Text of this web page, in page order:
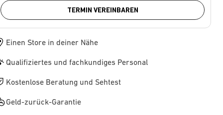
TERMIN VEREINBAREN
Einen Store in deiner Nähe
Qualifiziertes und fachkundiges Personal
Kostenlose Beratung und Sehtest
Geld-zurück-Garantie